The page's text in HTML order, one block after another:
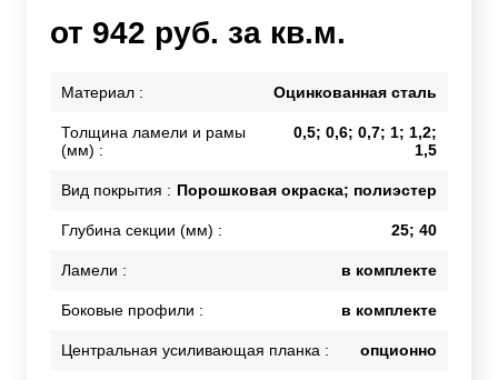
от 942 руб. за кв.м.
Материал : Оцинкованная сталь
Толщина ламели и рамы
(мм) :
0,5; 0,6; 0,7; 1; 1,2;
1,5
Вид покрытия : Порошковая окраска; полиэстер
Глубина секции (мм) : 25; 40
Ламели : в комплекте
Боковые профили : в комплекте
Центральная усиливающая планка : опционно